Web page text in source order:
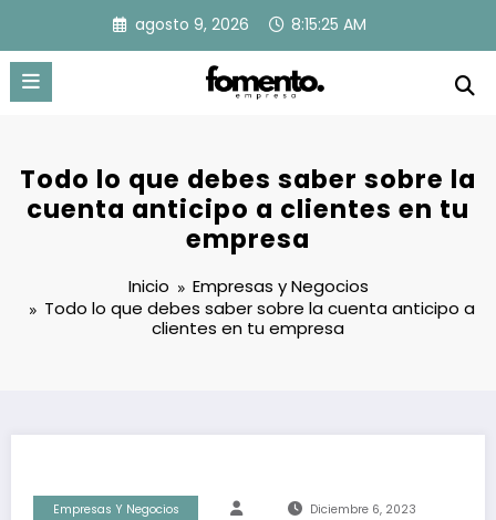
contenido
agosto 9, 2026 8:15:26 AM
Todo lo que debes saber sobre la
cuenta anticipo a clientes en tu
empresa
Inicio
Empresas y Negocios
Todo lo que debes saber sobre la cuenta anticipo a
clientes en tu empresa
Empresas Y Negocios Diciembre 6, 2023